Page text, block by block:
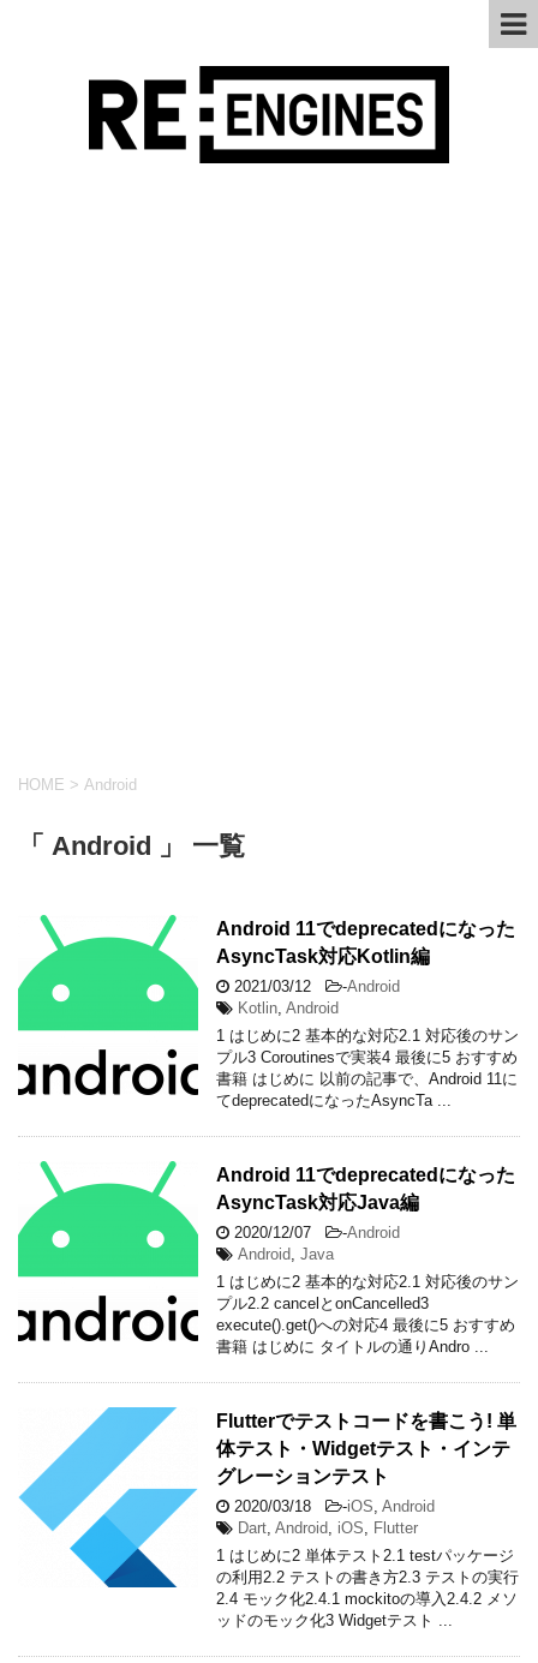
HOME > Android
「 Android 」 一覧
Android 11でdeprecatedになった
AsyncTask対応Kotlin編
2021/03/12 -Android
Kotlin Android
1 はじめに2 基本的な対応2.1 対応後のサン
プル3 Coroutinesで実装4 最後に5 おすすめ
書籍 はじめに 以前の記事で、Android 11に
てdeprecatedになったAsyncTa ...
Android 11でdeprecatedになった
AsyncTask対応Java編
2020/12/07 -Android
Android Java
1 はじめに2 基本的な対応2.1 対応後のサン
プル2.2 cancelとonCancelled3
execute().get()への対応4 最後に5 おすすめ
書籍 はじめに タイトルの通りAndro ...
Flutterでテストコードを書こう! 単
体テスト・Widgetテスト・インテ
グレーションテスト
2020/03/18 -iOS Android
Dart Android iOS
Flutter
1 はじめに2 単体テスト2.1 testパッケージ
の利用2.2 テストの書き方2.3 テストの実行
2.4 モック化2.4.1 mockitoの導入2.4.2 メソ
ッドのモック化3 Widgetテスト ...